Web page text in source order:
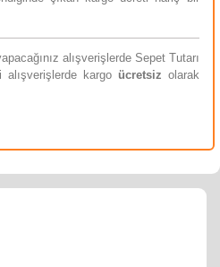
alışverişlerde Sepet Tutarı
alışverişlerde kargo ücretsiz olarak